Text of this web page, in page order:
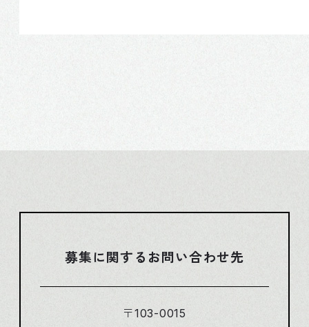
募集に関するお問い合わせ先
〒103-0015